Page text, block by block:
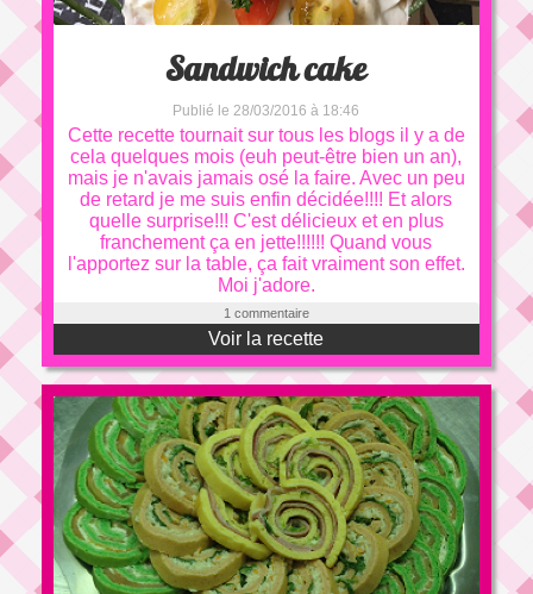
Sandwich cake
Publié le 28/03/2016 à 18:46
Cette recette tournait sur tous les blogs il y a de
cela quelques mois (euh peut-être bien un an),
mais je n'avais jamais osé la faire. Avec un peu
de retard je me suis enfin décidée!!!! Et alors
quelle surprise!!! C'est délicieux et en plus
franchement ça en jette!!!!!! Quand vous
l'apportez sur la table, ça fait vraiment son effet.
Moi j'adore.
1 commentaire
Voir la recette